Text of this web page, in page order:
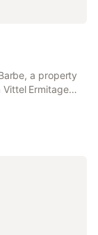
a property
Ermitage
as 35 km from